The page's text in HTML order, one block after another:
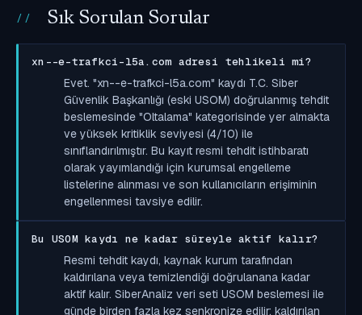
Sık Sorulan Sorular
xn--e-trafkci-l5a.com adresi tehlikeli mi?
Evet. "xn--e-trafkci-l5a.com" kaydı T.C. Siber
Güvenlik Başkanlığı (eski USOM) doğrulanmış tehdit
beslemesinde "Oltalama" kategorisinde yer almakta
ve yüksek kritiklik seviyesi (4/10) ile
sınıflandırılmıştır. Bu kayıt resmi tehdit istihbaratı
olarak yayımlandığı için kurumsal engelleme
listelerine alınması ve son kullanıcıların erişiminin
engellenmesi tavsiye edilir.
Bu USOM kaydı ne kadar süreyle aktif kalır?
Resmi tehdit kaydı, kaynak kurum tarafından
kaldırılana veya temizlendiği doğrulanana kadar
aktif kalır. SiberAnaliz veri seti USOM beslemesi ile
günde birden fazla kez senkronize edilir; kaldırılan